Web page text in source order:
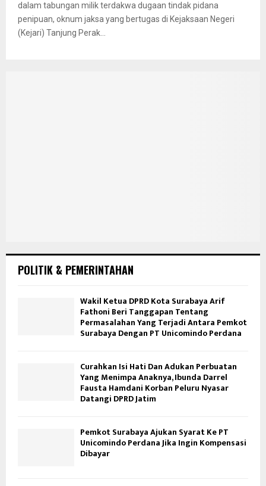
dalam tabungan milik terdakwa dugaan tindak pidana
penipuan, oknum jaksa yang bertugas di Kejaksaan Negeri
(Kejari) Tanjung Perak...
POLITIK & PEMERINTAHAN
Wakil Ketua DPRD Kota Surabaya Arif
Fathoni Beri Tanggapan Tentang
Permasalahan Yang Terjadi Antara Pemkot
Surabaya Dengan PT Unicomindo Perdana
Curahkan Isi Hati Dan Adukan Perbuatan
Yang Menimpa Anaknya, Ibunda Darrel
Fausta Hamdani Korban Peluru Nyasar
Datangi DPRD Jatim
Pemkot Surabaya Ajukan Syarat Ke PT
Unicomindo Perdana Jika Ingin Kompensasi
Dibayar